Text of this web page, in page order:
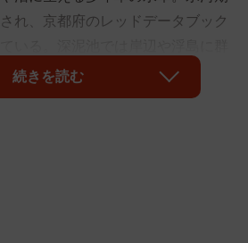
れ、京都府のレッドデータブック
ろに白いかれんな花を咲かせる。
続きを読む